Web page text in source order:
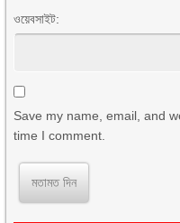
ওয়েবসাইট:
Save my name, email, and
time I comment.